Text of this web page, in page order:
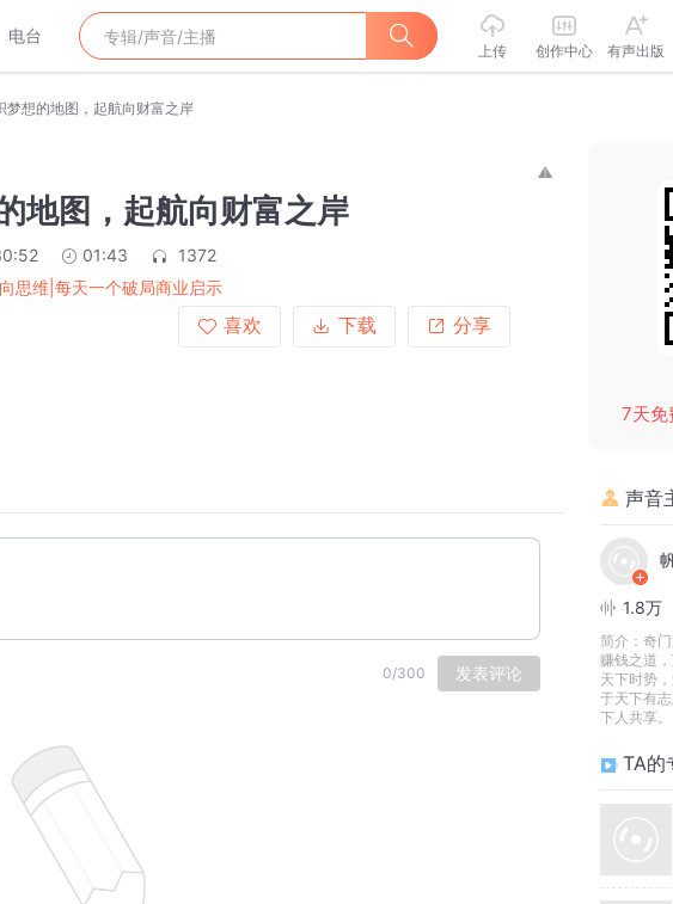
电台
上传 创作中心 有声出版
梦想的地图，起航向财富之岸
地图，起航向财富之岸
01:43
1372
思维|每天一个破局商业启示
喜欢
下载 分享
0/300 发表评论
7天免
声音
1.8万
简介： 奇
赚钱之道
天下时势
于天下有
下人共享。
TA的